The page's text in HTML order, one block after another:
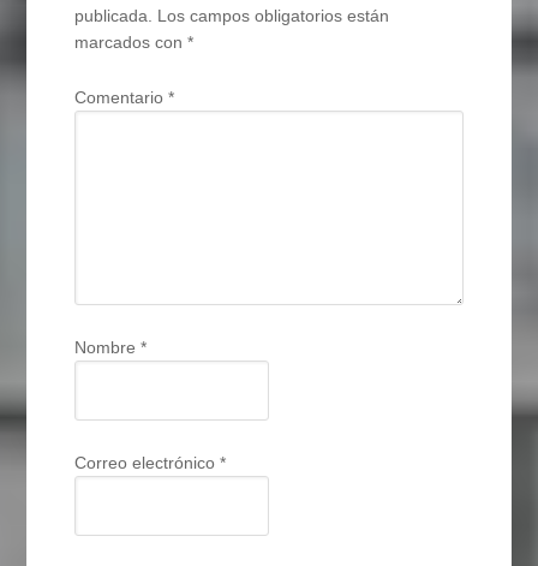
publicada.
Los campos obligatorios están
marcados con*
Comentario*
Nombre*
Correo electrónico*